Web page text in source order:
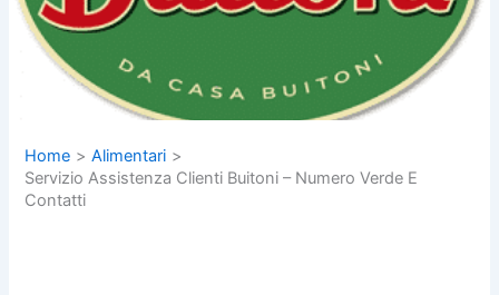
Home
Alimentari
Servizio Assistenza Clienti Buitoni – Numero Verde E
Contatti